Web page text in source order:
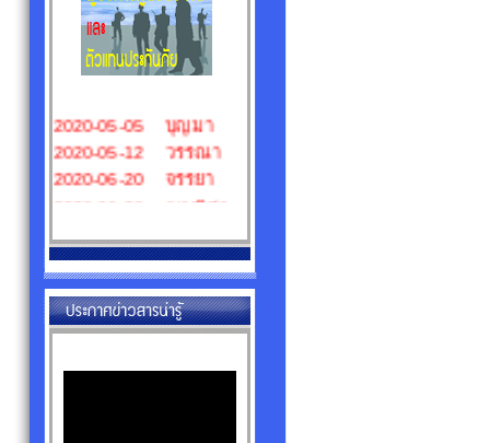
2020-05-05 ศิริวัฒน์
2020-05-05 บุญมา
2020-06-20 จรรยา
2020-06-20 ญาณิศา
2020-06-20 พลอย
2020-06-20 ศิริวัฒน์
2020-07-16 ณัฐวัฒน์
2020-08-14 ชนะพล
2024-08-09 ญาดานุช